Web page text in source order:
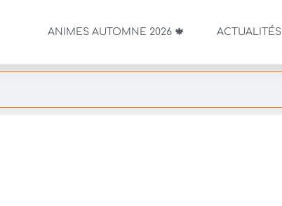
ANIMES AUTOMNE 2026 🍁 ACTUALITÉS